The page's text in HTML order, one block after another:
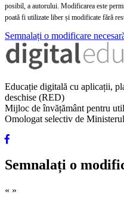
posibil, a autorului. Modificarea este
poată fi utilizate liber și modificate fără
Semnalați o modificare
Educație digitală cu aplicații,
deschise (RED)
Mijloc de învățământ pentru
Omologat selectiv de
Semnalați o
« »